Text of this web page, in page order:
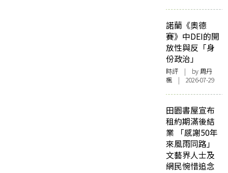
諾蘭《奧德
賽》中DEI的開
放性與反「身
份政治」
時評 | by周丹
楓 | 2026-07-29
田園書屋宣布
租約期滿後結
業 「感謝50年
來風雨同路」
文藝界人士及
網民惋惜追念